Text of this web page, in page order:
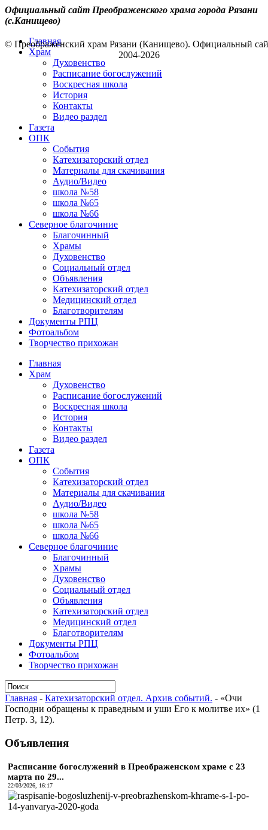
Официальный сайт Преображенского храма города Рязани
(с.Канищево)
Главная
Храм
Духовенство
Расписание богослужений
Воскресная школа
История
Контакты
Видео раздел
Газета
ОПК
События
Катехизаторский отдел
Материалы для скачивания
Аудио/Видео
школа №58
школа №65
школа №66
Северное благочиние
Благочинный
Храмы
Духовенство
Социальный отдел
Объявления
Катехизаторский отдел
Медицинский отдел
Благотворителям
Документы РПЦ
Фотоальбом
Творчество прихожан
Главная
Храм
Духовенство
Расписание богослужений
Воскресная школа
История
Контакты
Видео раздел
Газета
ОПК
События
Катехизаторский отдел
Материалы для скачивания
Аудио/Видео
школа №58
школа №65
школа №66
Северное благочиние
Благочинный
Храмы
Духовенство
Социальный отдел
Объявления
Катехизаторский отдел
Медицинский отдел
Благотворителям
Документы РПЦ
Фотоальбом
Творчество прихожан
Главная - Катехизаторский отдел. Архив событий. - «Очи
Господни обращены к праведным и уши Его к молитве их» (1
Петр. 3, 12).
Объявления
Расписание богослужений в Преображенском храме с 23
марта по 29...
22/03/2026, 16:17
© Преображенский храм Рязани (Канищево). Официальный
2004-2026